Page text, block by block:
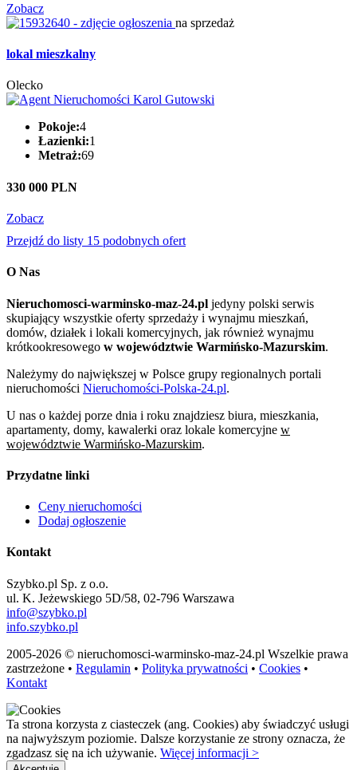
Zobacz
na sprzedaż
lokal mieszkalny
Olecko
Pokoje:4
Łazienki:1
Metraż:69
330 000 PLN
Zobacz
Przejdź do listy 15 podobnych ofert
O Nas
Nieruchomosci-warminsko-maz-24.pl jedyny polski serwis
skupiający wszystkie oferty sprzedaży i wynajmu mieszkań,
domów, działek i lokali komercyjnych, jak również wynajmu
krótkookresowego w województwie Warmińsko-Mazurskim.
Należymy do największej w Polsce grupy regionalnych portali
nieruchomości Nieruchomości-Polska-24.pl.
U nas o każdej porze dnia i roku znajdziesz biura, mieszkania,
apartamenty, domy, kawalerki oraz lokale komercyjne w
województwie Warmińsko-Mazurskim.
Przydatne linki
Ceny nieruchomości
Dodaj ogłoszenie
Kontakt
Szybko.pl Sp. z o.o.
ul. K. Jeżewskiego 5D/58, 02-796 Warszawa
info@szybko.pl
info.szybko.pl
2005-2026 © nieruchomosci-warminsko-maz-24.pl Wszelkie prawa
zastrzeżone • Regulamin • Polityka prywatności • Cookies •
Kontakt
Ta strona korzysta z ciasteczek (ang. Cookies) aby świadczyć usługi
na najwyższym poziomie. Dalsze korzystanie ze strony oznacza, że
zgadzasz się na ich używanie. Więcej informacji >